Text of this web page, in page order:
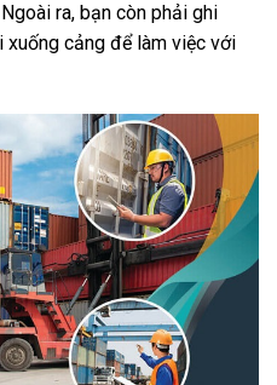
ra, bạn còn phải ghi
cảng để làm việc với